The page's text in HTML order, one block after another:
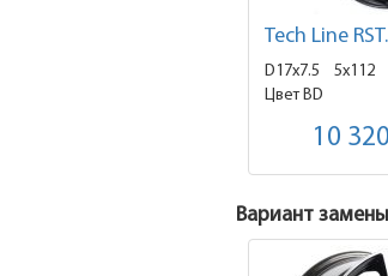
Tech Line
D17x7.5 5x112
Цвет BD
10 320
Вариант